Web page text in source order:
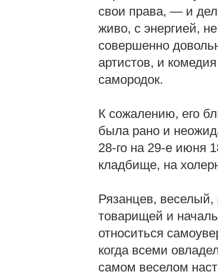
свои права, — и
живо, с энергией,
совершенно
артистов, и
самородок.
К сожалению, его
была рано и
28-го на 29-е июня
кладбище, на
Рязанцев,
товарищей и
относиться
когда всеми
самом веселом